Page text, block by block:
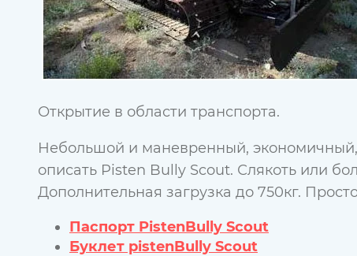
Открытие в области транспорта.
Небольшой и маневренный,
описать Pisten Bully Scout. Слякоть или
Дополнительная загрузка до 750кг.
Паспорт PistenBully Scout
Буклет pistenBully Scout